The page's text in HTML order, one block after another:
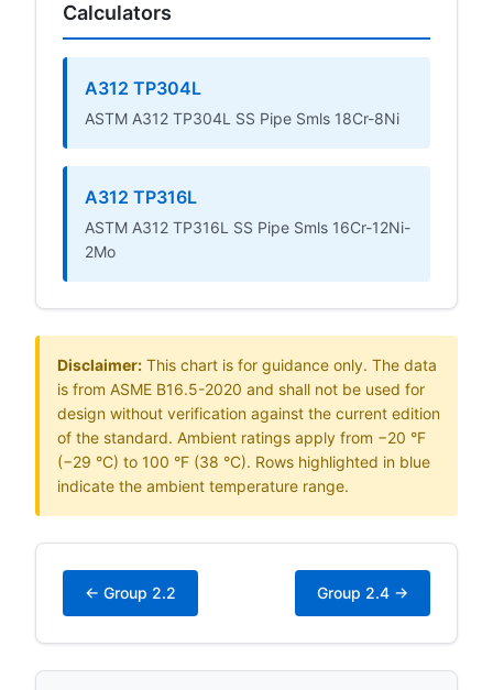
Calculators
A312 TP304L
ASTM A312 TP304L SS Pipe Smls 18Cr-8Ni
A312 TP316L
ASTM A312 TP316L SS Pipe Smls 16Cr-12Ni-
2Mo
Disclaimer: This chart is for guidance only. The data
is from ASME B16.5-2020 and shall not be used for
design without verification against the current edition
of the standard. Ambient ratings apply from −20 °F
(−29 °C) to 100 °F (38 °C). Rows highlighted in blue
indicate the ambient temperature range.
← Group 2.2 Group 2.4 →